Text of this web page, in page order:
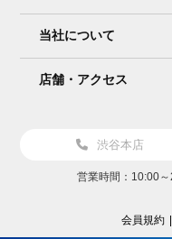
当社について
店舗・アクセス
渋谷本店
営業時間：10:00
会員規約